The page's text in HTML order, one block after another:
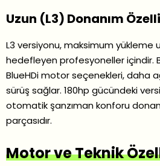
Uzun (L3) Donanım
L3 versiyonu, maksimum yükleme
hedefleyen profesyoneller içindir.
BlueHDi motor seçenekleri, daha
sürüş sağlar. 180hp gücündeki
otomatik şanzıman konforu
parçasıdır.
Motor ve Teknik